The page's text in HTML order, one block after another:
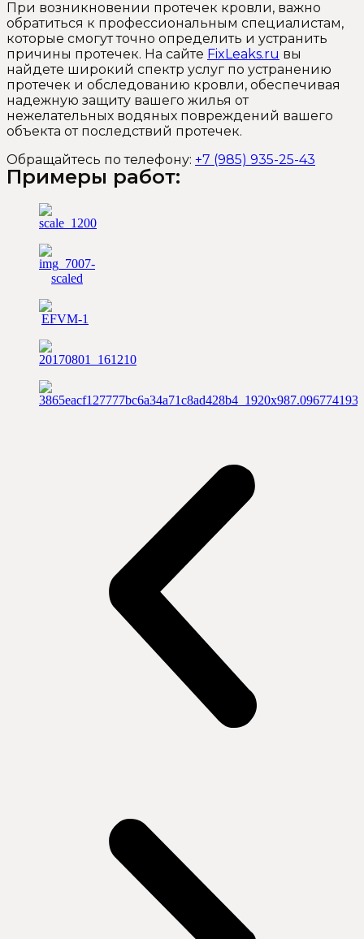
При возникновении протечек кровли, важно
обратиться к профессиональным специалистам,
которые смогут точно определить и устранить
причины протечек. На сайте FixLeaks.ru вы
найдете широкий спектр услуг по устранению
протечек и обследованию кровли, обеспечивая
надежную защиту вашего жилья от
нежелательных водяных повреждений вашего
объекта от последствий протечек.
Обращайтесь по телефону: +7 (985) 935-25-43
Примеры работ: